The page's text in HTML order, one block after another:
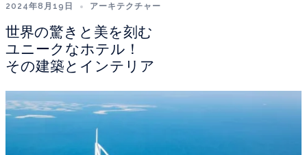
2024年8月19日 アーキテクチャー
世界の驚きと美を刻む
ユニークなホテル！
その建築とインテリア